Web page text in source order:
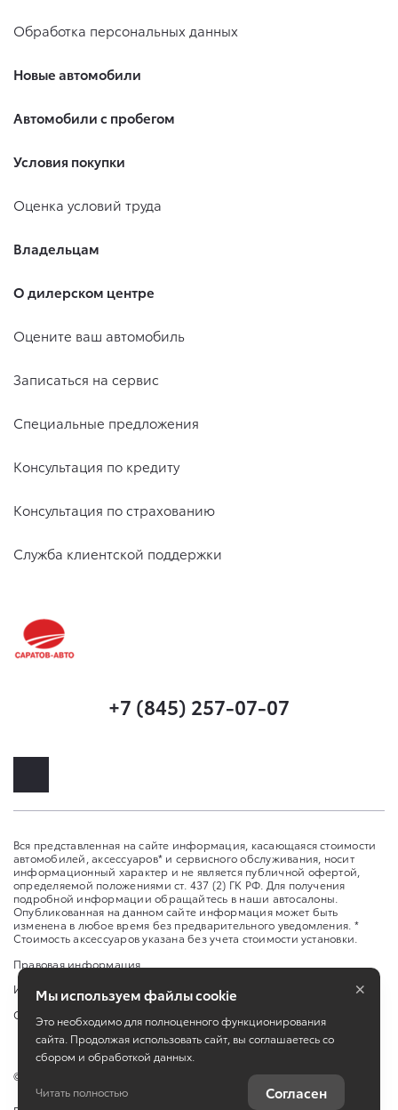
Обработка персональных данных
Новые автомобили
Автомобили с пробегом
Условия покупки
Оценка условий труда
Владельцам
О дилерском центре
Оцените ваш автомобиль
Записаться на сервис
Специальные предложения
Консультация по кредиту
Консультация по страхованию
Служба клиентской поддержки
+7 (845) 257-07-07
Вся представленная на сайте информация, касающаяся стоимости
автомобилей, аксессуаров* и сервисного обслуживания, носит
информационный характер и не является публичной офертой,
определяемой положениями ст. 437 (2) ГК РФ. Для получения
подробной информации обращайтесь в наши автосалоны.
Опубликованная на данном сайте информация может быть
изменена в любое время без предварительного уведомления. *
Стоимость аксессуаров указана без учета стоимости установки.
Правовая информация
Изменить настройку cookies
Сбросить cookie
©
Мы используем файлы cookie
Это необходимо для полноценного функционирования
сайта. Продолжая использовать сайт, вы соглашаетесь со
сбором и обработкой данных.
Читать полностью Согласен
×